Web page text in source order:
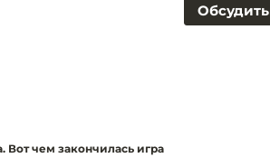
Обсудить
чем закончилась игра